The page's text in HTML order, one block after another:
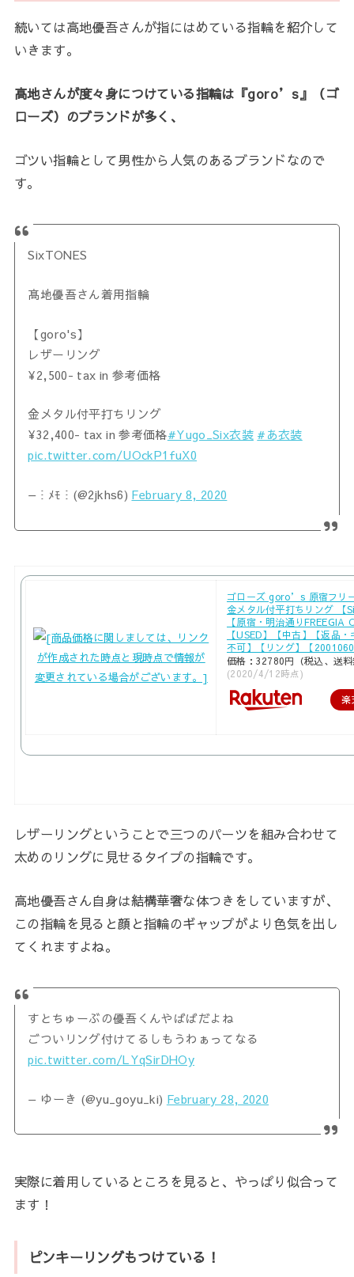
続いては高地優吾さんが指にはめている指輪を紹介して
いきます。
高地さんが度々身につけている指輪は『goro’s』（ゴ
ローズ）のブランドが多く、
ゴツい指輪として男性から人気のあるブランドなので
す。
SixTONES
髙地優吾さん着用指輪
【goro's】
レザーリング
¥2,500- tax in 参考価格
金メタル付平打ちリング
¥32,400- tax in 参考価格#Yugo_Six衣装 #あ衣装
pic.twitter.com/UOckP1fuX0
— ⵗ ﾒﾓ ⵗ (@2jkhs6) February 8, 2020
ゴローズ goro’s 原宿フリ
金メタル付平打ちリング 【
【原宿・明治通りFREEGIA
【USED】【中古】【返品
不可】【リング】【
価格：32780円（税込、送
(2020/4/12時点)
楽
レザーリングということで三つのパーツを組み合わせて
太めのリングに見せるタイプの指輪です。
高地優吾さん自身は結構華奢な体つきをしていますが、
この指輪を見ると顔と指輪のギャップがより色気を出し
てくれますよね。
すとちゅーぶの優吾くんやばばだよね
ごついリング付けてるしもうわぁってなる
pic.twitter.com/LYqSirDHOy
— ゆーき (@yu_goyu_ki) February 28, 2020
実際に着用しているところを見ると、やっぱり似合って
ます！
ピンキーリングもつけている！